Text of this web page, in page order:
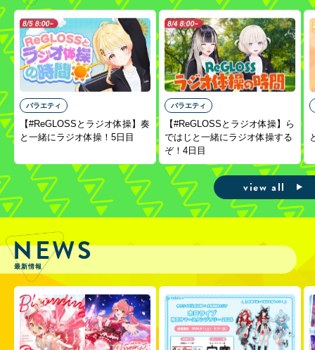
バラエティ
【#ReGLOSSとラジオ体操】奏
と一緒にラジオ体操！5日目
バラエティ
【#ReGLOSSとラジオ体操】ら
ではじと一緒にラジオ体操する
ぞ！4日目
view all
NEWS
最新情報